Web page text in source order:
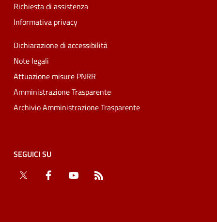
Richiesta di assistenza
Informativa privacy
Dichiarazione di accessibilità
Note legali
Attuazione misure PNRR
Amministrazione Trasparente
Archivio Amministrazione Trasparente
SEGUICI SU
Twitter
Facebook YouTube